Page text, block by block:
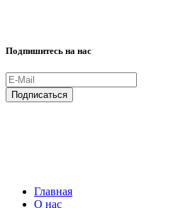
Подпишитесь на нас
Главная
О нас